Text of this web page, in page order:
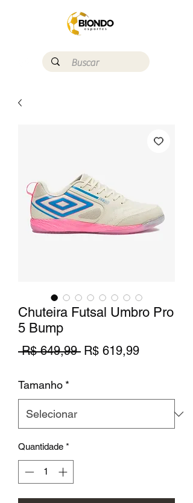
Chuteira Futsal Umbro Pro
5 Bump
R$ 649,99 Preço
R$ 619,99Preço
Tamanho *
Quantidade *